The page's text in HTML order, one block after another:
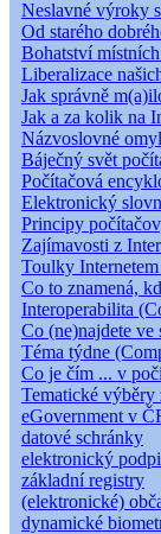
Neslavné výroky
Od starého
Bohatství
Liberalizace
Jak správně
Jak a za kolik na
Názvoslovné
Báječný svět
Počítačová
Elektronický
Principy
Zajímavosti z
Toulky
Co to znamená,
Interoperabilita
Co (ne)najdete
Téma týdne
Co je čím ... v
Tematické výběry
eGovernment v
datové schránky
elektronický
základní registry
(elektronické)
dynamické